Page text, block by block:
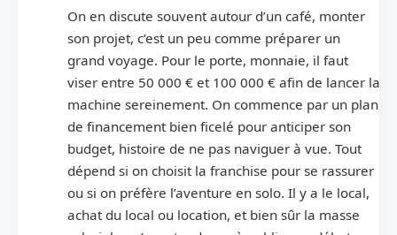
On en discute souvent autour d’un café, monter
son projet, c’est un peu comme préparer un
grand voyage. Pour le porte, monnaie, il faut
viser entre 50 000 € et 100 000 € afin de lancer la
machine sereinement. On commence par un plan
de financement bien ficelé pour anticiper son
budget, histoire de ne pas naviguer à vue. Tout
dépend si on choisit la franchise pour se rassurer
ou si on préfère l’aventure en solo. Il y a le local,
achat du local ou location, et bien sûr la masse